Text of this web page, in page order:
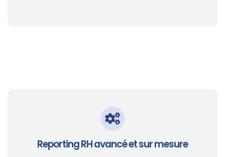
Reporting RH avancé et sur mesure